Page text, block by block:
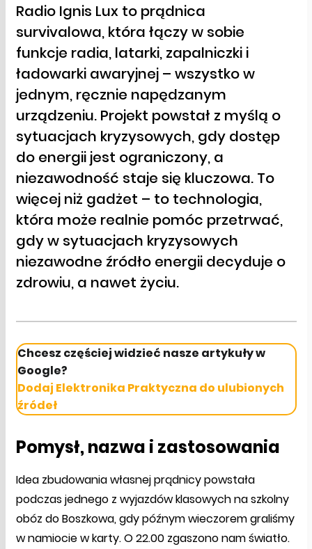
Radio Ignis Lux to prądnica
survivalowa, która łączy w sobie
funkcje radia, latarki, zapalniczki i
ładowarki awaryjnej – wszystko w
jednym, ręcznie napędzanym
urządzeniu. Projekt powstał z myślą o
sytuacjach kryzysowych, gdy dostęp
do energii jest ograniczony, a
niezawodność staje się kluczowa. To
więcej niż gadżet – to technologia,
która może realnie pomóc przetrwać,
gdy w sytuacjach kryzysowych
niezawodne źródło energii decyduje o
zdrowiu, a nawet życiu.
Chcesz częściej widzieć nasze artykuły w
Google?
Dodaj Elektronika Praktyczna do ulubionych
źródeł
Pomysł, nazwa i zastosowania
Idea zbudowania własnej prądnicy powstała
podczas jednego z wyjazdów klasowych na szkolny
obóz do Boszkowa, gdy późnym wieczorem graliśmy
w namiocie w karty. O 22.00 zgaszono nam światło.